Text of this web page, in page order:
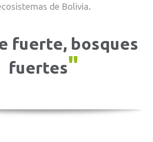
de Bolivia.
fuerte, bosques
fuertes"